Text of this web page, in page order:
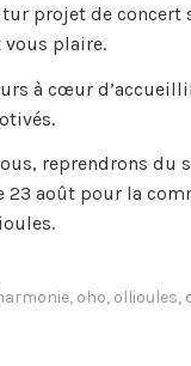
projet de concert
plaire.
à cœur
reprendrons du
23 août pour la
, oho, ollioules,